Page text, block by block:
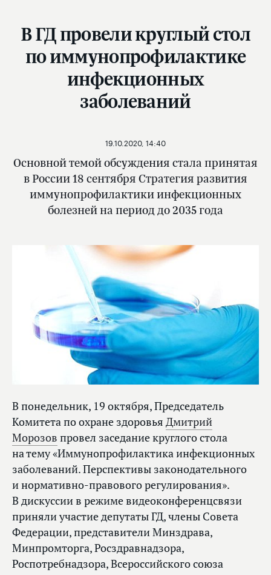
В ГД провели круглый стол
по иммунопрофилактике
инфекционных
заболеваний
Основной темой обсуждения стала принятая
в России 18 сентября Стратегия развития
иммунопрофилактики инфекционных
болезней на период до 2035 года
19.10.2020, 14:40
В понедельник, 19 октября, Председатель
Комитета по охране здоровья Дмитрий
Морозов провел заседание круглого стола
на тему «Иммунопрофилактика инфекционных
заболеваний. Перспективы законодательного
и нормативно-правового регулирования».
В дискуссии в режиме видеоконференцсвязи
приняли участие депутаты ГД, члены Совета
Федерации, представители Минздрава,
Минпромторга, Росздравнадзора,
Роспотребнадзора, Всероссийского союза